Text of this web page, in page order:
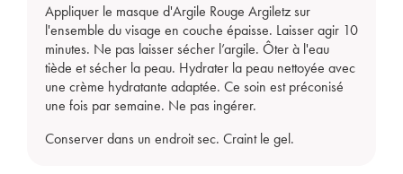
Appliquer le masque d'Argile Rouge Argiletz sur
l'ensemble du visage en couche épaisse. Laisser agir 10
minutes. Ne pas laisser sécher l’argile. Ôter à l'eau
tiède et sécher la peau. Hydrater la peau nettoyée avec
une crème hydratante adaptée. Ce soin est préconisé
une fois par semaine. Ne pas ingérer.
Conserver dans un endroit sec. Craint le gel.
Mon panier est vide